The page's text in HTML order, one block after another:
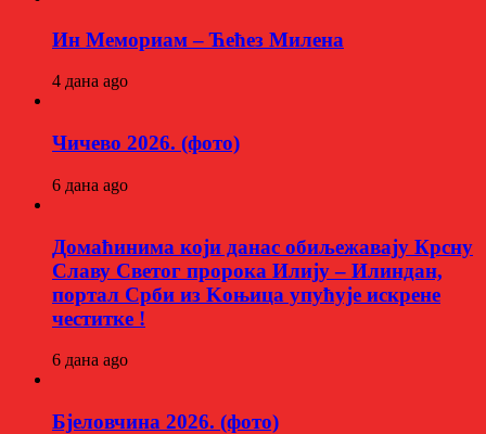
Ин Мемориам – Ћећез Милена
4 дана ago
Чичево 2026. (фото)
6 дана ago
Домаћинима који данас обиљежавају Крсну
Славу Светог пророка Илију – Илиндан,
портал Срби из Kоњица упућује искрене
честитке !
6 дана ago
Бјеловчина 2026. (фото)